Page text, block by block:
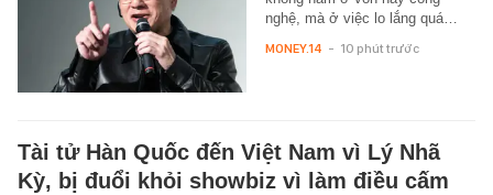
nghệ, mà ở việc lo lắng quá…
MONEY.14 - 10 phút trước
Tài tử Hàn Quốc đến Việt Nam vì Lý Nhã
Kỳ, bị đuổi khỏi showbiz vì làm điều cấm